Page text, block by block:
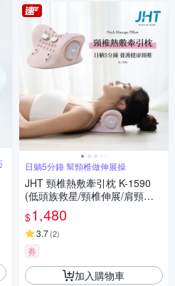
日躺5分鐘 幫頸椎做伸展操
JHT 頸椎熱敷牽引枕 K-1590
(低頭族救星/頸椎伸展/肩頸按
摩/5段溫控)
$1,480
3.7(2)
券
加入購物車